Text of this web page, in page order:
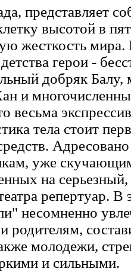
представляет
высотой в
жесткость мира.
герои -
добряк Балу,
и
весьма
тела стоит
уже
на
репертуар.
несомненно
и родителям,
молодежи,
и сильными.